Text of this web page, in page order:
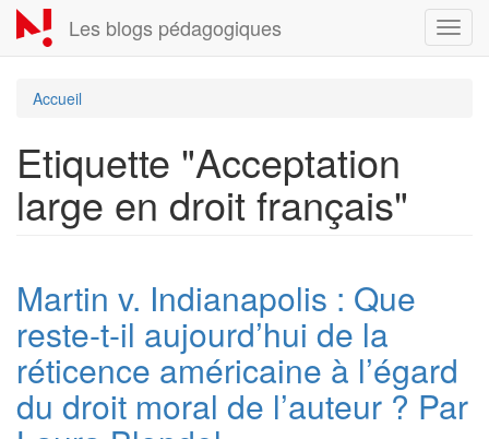
Aller
au
contenu
Les blogs pédagogiques
Accueil
Etiquette "Acceptation
large en droit français"
Martin v. Indianapolis : Que
reste-t-il aujourd’hui de la
réticence américaine à l’égard
du droit moral de l’auteur ? Par